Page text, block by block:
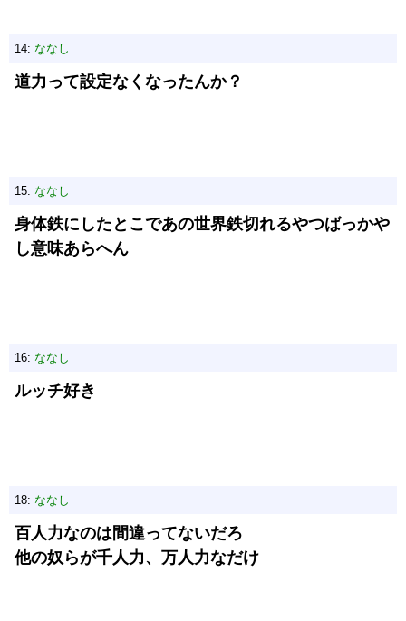
14: ななし
道力って設定なくなったんか？
15: ななし
身体鉄にしたとこであの世界鉄切れるやつばっかや
し意味あらへん
16: ななし
ルッチ好き
18: ななし
百人力なのは間違ってないだろ
他の奴らが千人力、万人力なだけ